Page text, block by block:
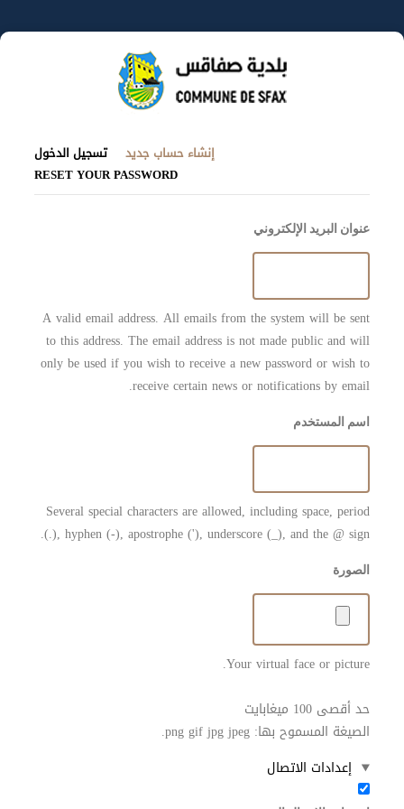
إلى
الأساسية
تسجيل الدخول إنشاء حساب جديد (علامة
التبويب
النشطة)
RESET YOUR PASSWORD
عنوان البريد الإلكتروني
A valid email address. All emails from the system will be sent
to this address. The email address is not made public and will
only be used if you wish to receive a new password or wish to
receive certain news or notifications by email.
اسم المستخدم
Several special characters are allowed, including space, period
(.), hyphen (-), apostrophe ('), underscore (_), and the @ sign.
الصورة
Your virtual face or picture.
حد أقصى 100 ميغابايت
الصيغة المسموح بها: png gif jpg jpeg.
إخفاء
إعدادات الاتصال